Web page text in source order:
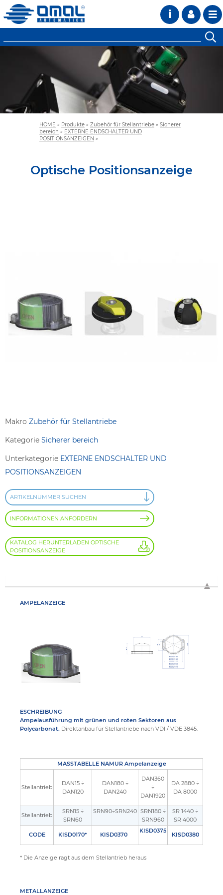
i
HOME » Produkte » Zubehör für Stellantriebe » Sicherer
bereich » EXTERNE ENDSCHALTER UND
POSITIONSANZEIGEN »
Optische Positionsanzeige
Makro Zubehör für Stellantriebe
Kategorie Sicherer bereich
Unterkategorie EXTERNE ENDSCHALTER UND
POSITIONSANZEIGEN
ARTIKELNUMMER SUCHEN
INFORMATIONEN ANFORDERN
KATALOG HERUNTERLADEN OPTISCHE
POSITIONSANZEIGE
AMPELANZEIGE
ESCHREIBUNG
Ampelausführung mit grünen und roten Sektoren aus
Polycarbonat. Direktanbau für Stellantriebe nach VDI / VDE 3845.
MASSTABELLE NAMUR Ampelanzeige
Stellantrieb
DAN15 ÷
DAN120
DAN180 ÷
DAN240
DAN360
÷
DAN1920
DA 2880 ÷
DA 8000
Stellantrieb
SRN15 ÷
SRN60
SRN90÷SRN240 SRN180 ÷
SRN960
SR 1440 ÷
SR 4000
CODE KISD0170* KISD0370
KISD0375
KISD0380
* Die Anzeige ragt aus dem Stellantrieb heraus
METALLANZEIGE